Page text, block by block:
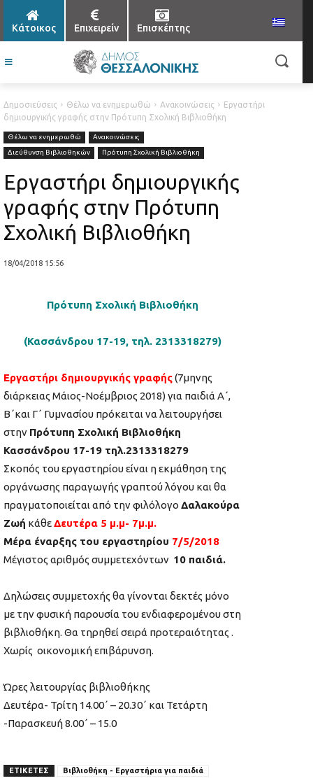
Κάτοικος Επιχειρείν Επισκέπτης
Δημοσιεύσεις Θέλω να ενημερωθώ Ανακοινώσεις
Εργαστήρι
δημιουργικής γραφής στην Πρότυπη Σχολική Βιβλιοθήκη
Θέλω να ενημερωθώ
Ανακοινώσεις
Διεύθυνση Βιβλιοθηκών
Πρότυπη Σχολική Βιβλιοθήκη
Εργαστήρι δημιουργικής
γραφής στην Πρότυπη
Σχολική Βιβλιοθήκη
18/04/2018 15:56
Πρότυπη Σχολική Βιβλιοθήκη
(Κασσάνδρου 17-19, τηλ. 2313318279)
Εργαστήρι δημιουργικής γραφής(7μηνης
διάρκειας Μάιος-Νοέμβριος 2018) για παιδιά Α΄,
Β΄και Γ΄ Γυμνασίου πρόκειται να λειτουργήσει
στην Πρότυπη Σχολική Βιβλιοθήκη
Κασσάνδρου 17-19 τηλ.2313318279
Σκοπός του εργαστηρίου είναι η εκμάθηση της
οργάνωσης παραγωγής γραπτού λόγου και θα
πραγματοποιείται από την φιλόλογο Δαλακούρα
Ζωή κάθεΔευτέρα 5 μ.μ- 7μ.μ.
Μέρα έναρξης του εργαστηρίου 7/5/2018
Μέγιστος αριθμός συμμετεχόντων 10 παιδιά.
Δηλώσεις συμμετοχής θα γίνονται δεκτές μόνο
με την φυσική παρουσία του ενδιαφερομένου στη
βιβλιοθήκη. Θα τηρηθεί σειρά προτεραιότητας .
Χωρίς οικονομική επιβάρυνση.
Ώρες λειτουργίας βιβλιοθήκης
Δευτέρα- Τρίτη 14.00΄ – 20.30΄ και Τετάρτη
-Παρασκευή 8.00΄ – 15.0
ΕΤΙΚΕΤΕΣ Βιβλιοθήκη - Εργαστήρια για παιδιά